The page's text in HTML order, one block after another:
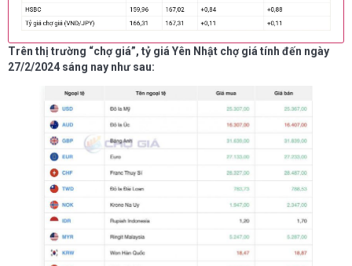
Trên thị trường “chợ giá”, tỷ giá Yên Nhật chợ giá tính đến ngày
27/2/2024 sáng nay như sau: